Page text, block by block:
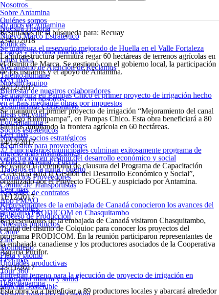
Nosotros
Sobre Antamina
Quiénes somos
Nuestra Historia
Nuevo Marco Estratégico
Políticas
Logros y Reconocimientos
Línea ética
Mecanismo de Atención de Reclamos
Talento humano
Nuestro equipo
Bienestar de nuestros colaboradores
Trabaja con nosotros
Voluntariado Corporativo
Ideas con valor
EduAntamina+
Socios estratégicos
Nuestros socios estratégicos
Requisitos para proveedores
Ingreso a las instalaciones
Visitas a la Mina / Puerto
Trabajos en la mina / puerto
Contactos Proveedores
Comité de Transportistas
Apéndice de contratos
App PMAO
Operaciones
Proceso de Producción
Nuestros productos
Cobre
Zinc
Molibdeno
Plata y plomo
Unidades productivas
Tour 360
Seguridad minera y salud
Minería Sostenible
20 años de Antamina
Resultados de la búsqueda para: Recuay
23/01/2018
Se inaugura el reservorio mejorado de Huella en el Valle Fortaleza
La infraestructura permitirá regar 60 hectáreas de terrenos agrícolas en
el distrito de Marca. Se gestionó con el gobierno local, la participación
de los usuarios y el apoyo de Antamina.
Leer más
20/12/2017
Se inaugura en Pampas Chico el primer proyecto de irrigación hecho
en el país mediante obras por impuestos
Se inauguró el primer proyecto de irrigación “Mejoramiento del canal
de riego Rinrinpampa”, en Pampas Chico. Esta obra beneficiará a 80
familias ampliando la frontera agrícola en 60 hectáreas.
Leer más
14/12/2017
32 Funcionarios municipales culminan exitosamente programa de
capacitación en gestión del desarrollo económico y social
Se realizó la ceremonia de clausura del Programa de Capacitación
“Gerencia para la Gestión del Desarrollo Económico y Social”,
organizado por el Proyecto FOGEL y auspiciado por Antamina.
Leer más
11/12/2017
Representantes de la embajada de Canadá conocieron los avances del
programa PRODICOM en Chasquitambo
Representantes de la embajada de Canadá visitaron Chasquitambo,
capital del distrito de Colquioc para conocer los proyectos del
programa PRODICOM. En la reunión participaron representantes de
la embajada canadiense y los productores asociados de la Cooperativa
Agraria Purifor.
Leer más
23/11/2017
Entregan terreno para la ejecución de proyecto de irrigación en
Huayllapampa
Esta obra va a beneficiar a 89 productores locales y abarcará alrededor